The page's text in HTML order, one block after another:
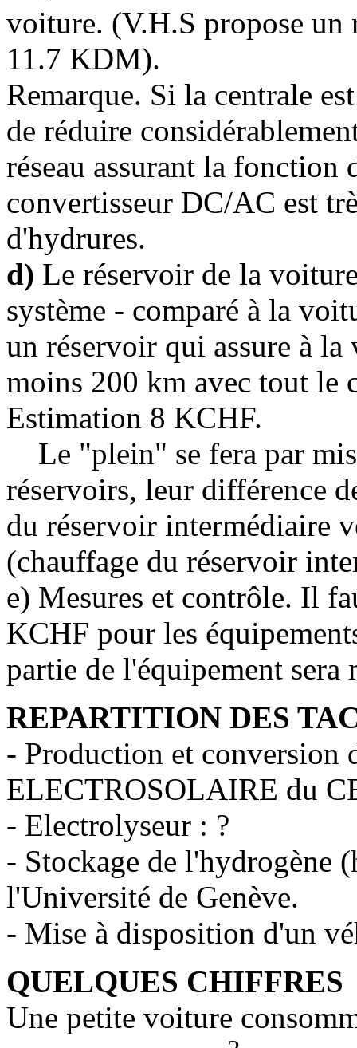
voiture. (V.H.S propose un
11.7 KDM).
Remarque. Si la centrale
de réduire
réseau assurant la fonction
convertisseur DC/AC est
d'hydrures.
d) Le réservoir de la
système - comparé à la
un réservoir qui assure à
moins 200 km avec tout le
Estimation 8 KCHF.
Le "plein" se fera par
réservoirs, leur différence
du réservoir intermédiaire
(chauffage du réservoir
e) Mesures et contrôle. Il
KCHF pour les
partie de l'équipement
REPARTITION DES
- Production et conversion
ELECTROSOLAIRE du
- Electrolyseur : ?
- Stockage de l'hydrogène
l'Université de Genève.
- Mise à disposition d'un
QUELQUES CHIFFRES
Une petite voiture